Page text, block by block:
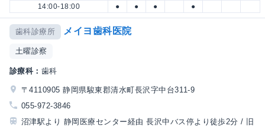
14:00-18:00
● ● ● ●
歯科診療所 メイヨ歯科医院
土曜診察
診療科： 歯科
〒4110905 静岡県駿東郡清水町長沢字中台311-9
055-972-3846
沼津駅より 静岡医療センター経由 長沢中バス停より徒歩2分 / 旧